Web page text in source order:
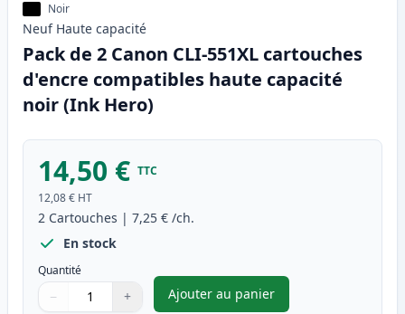
Noir
Neuf Haute capacité
Pack de 2 Canon CLI-551XL cartouches
d'encre compatibles haute capacité
noir (Ink Hero)
14,50 € TTC
12,08 € HT
2 Cartouches | 7,25 € /ch.
En stock
Quantité
Quantité
Utilisez les boutons pour ajuster
− +
Quantité
Ajouter au panier
,Pack de 2 Canon CLI-551XL